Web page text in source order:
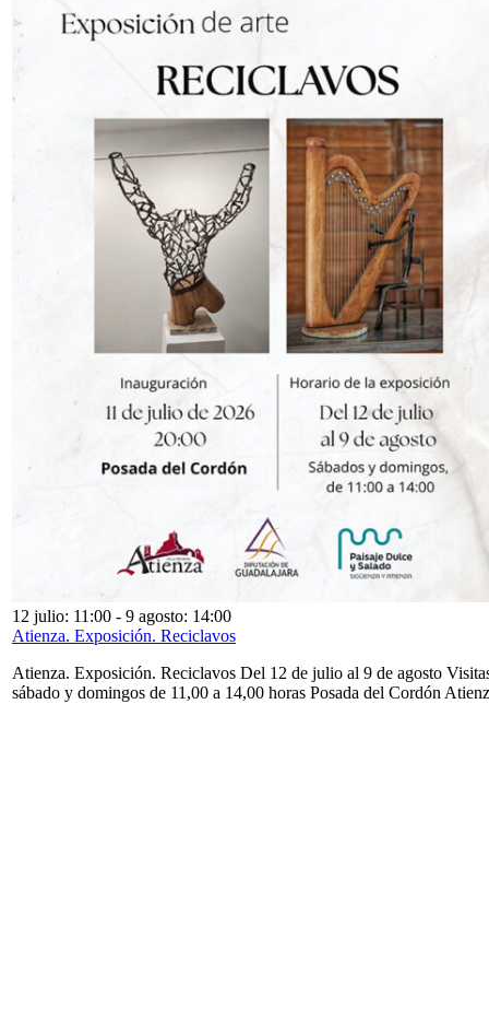
12 julio: 11:00 - 9 agosto: 14:00
Atienza. Exposición. Reciclavos
Atienza. Exposición. Reciclavos Del 12 de julio al 9 de agosto
sábado y domingos de 11,00 a 14,00 horas Posada del Cordón